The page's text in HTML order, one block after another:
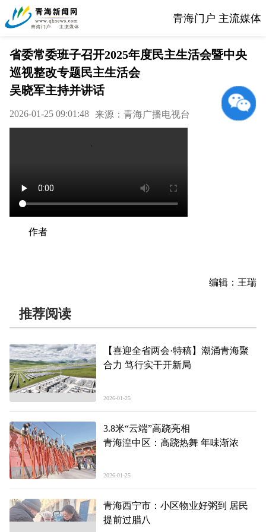
青海门户 主流媒体
省委常委班子召开2025年度民主生活会暨中央
巡视整改专题民主生活会
吴晓军主持并讲话
2026-01-25 09:01:48 来源：青海广播电视台
作者
编辑：王瑞
推荐阅读
【喜迎全省两会·特稿】潮涌青海聚
合力 笃行实干开新局
2026-01-25
3.8米“云端”高跷亮相
青海湟中区：高跷热舞 年味渐浓
2026-01-25
青海西宁市：小区物业好粥到 居民
提前过腊八